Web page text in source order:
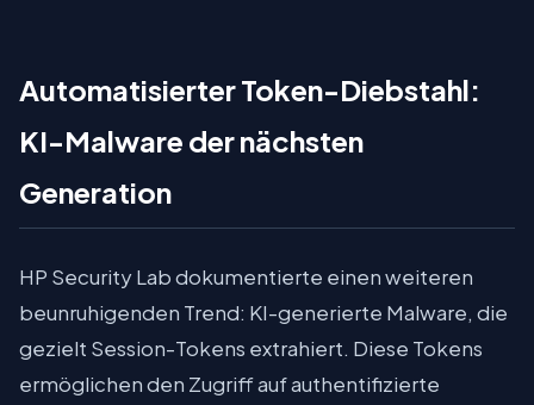
Automatisierter Token-Diebstahl:
KI-Malware der nächsten
Generation
HP Security Lab dokumentierte einen weiteren
beunruhigenden Trend: KI-generierte Malware, die
gezielt Session-Tokens extrahiert. Diese Tokens
ermöglichen den Zugriff auf authentifizierte